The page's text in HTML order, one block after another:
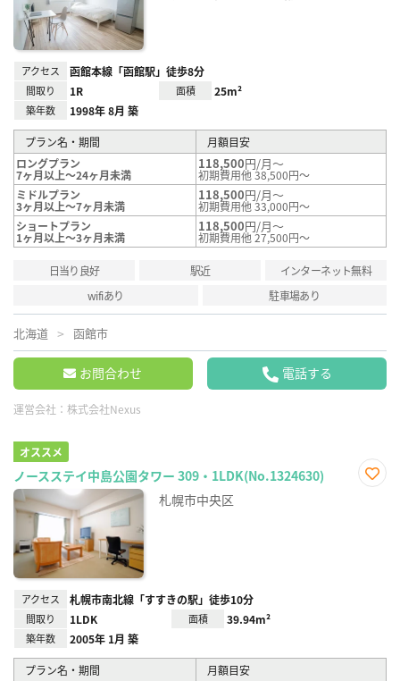
アクセス 函館本線「函館駅」徒歩8分
間取り 1R 面積 25m²
築年数 1998年 8月 築
プラン名・期間
月額目安
ロングプラン
7ヶ月以上～24ヶ月未満
118,500円/月～
初期費用他 38,500円～
ミドルプラン
3ヶ月以上～7ヶ月未満
118,500円/月～
初期費用他 33,000円～
ショートプラン
1ヶ月以上～3ヶ月未満
118,500円/月～
初期費用他 27,500円～
日当り良好 駅近
インターネット無料
wifiあり
駐車場あり
北海道 函館市
お問合わせ 電話する
運営会社： 株式会社Nexus
オススメ
ノースステイ中島公園タワー 309・1LDK(No.1324630)
札幌市中央区
アクセス 札幌市南北線「すすきの駅」徒歩10分
間取り 1LDK 面積 39.94m²
築年数 2005年 1月 築
プラン名・期間
月額目安